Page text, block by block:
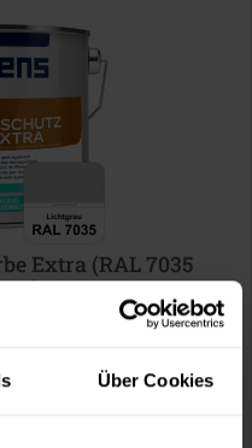
Über Cookies
Extra (RAL 7035
im Eintopf-System für